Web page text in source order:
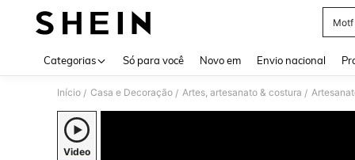
Motf
Categorias Só para você Novo em Envio nacional
Início / Casa e Decoração / Artes, artesanato & costura /
Video